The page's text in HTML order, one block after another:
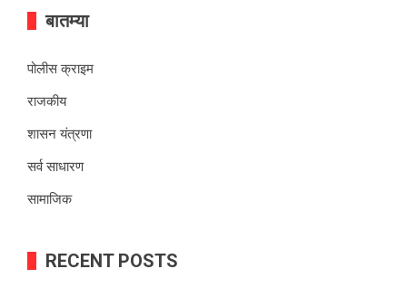
बातम्या
पोलीस क्राइम
राजकीय
शासन यंत्रणा
सर्व साधारण
सामाजिक
RECENT POSTS